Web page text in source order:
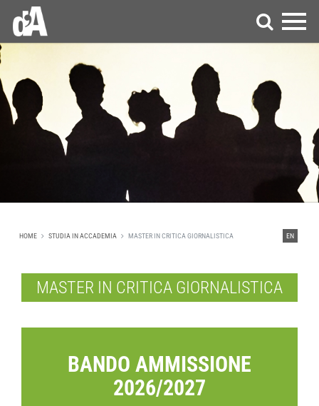
HOME STUDIA IN ACCADEMIA MASTER IN CRITICA GIORNALISTICA EN
MASTER IN CRITICA GIORNALISTICA
BANDO AMMISSIONE
2026/2027